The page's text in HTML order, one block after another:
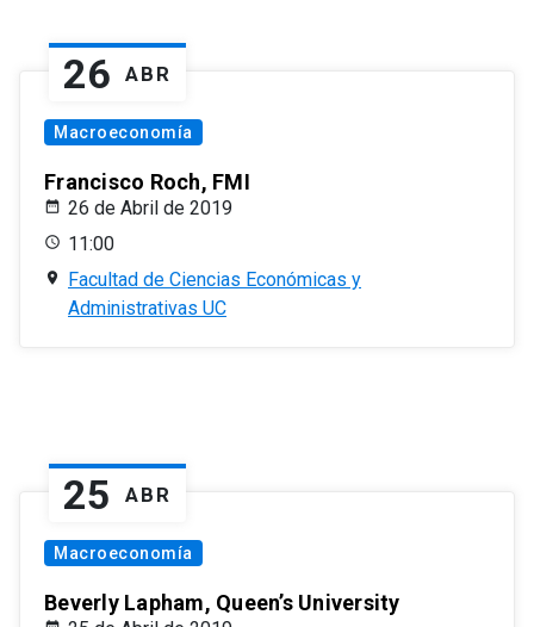
26 ABR
Macroeconomía
Francisco Roch, FMI
26 de Abril de 2019
11:00
Facultad de Ciencias Económicas y
Administrativas UC
25 ABR
Macroeconomía
Beverly Lapham, Queen’s University